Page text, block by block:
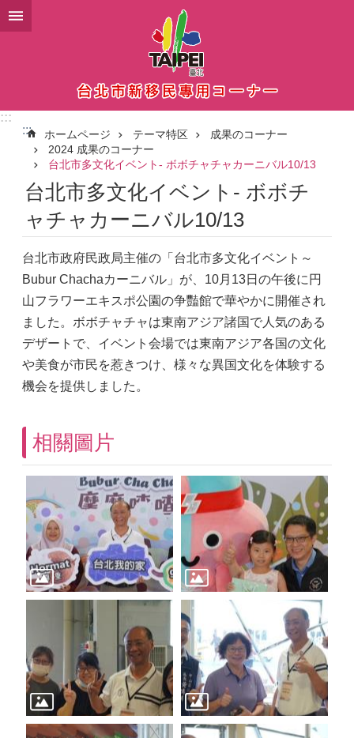
メインコンテンツブロックにスキップ
:::
:::
ホームページ テーマ特区
成果のコーナー
2024 成果のコーナー
台北市多文化イベント- ボボチャチャカーニバル10/13
台北市多文化イベント- ボボチ
ャチャカーニバル10/13
台北市政府民政局主催の「台北市多文化イベント～
Bubur Chachaカーニバル」が、10月13日の午後に円
山フラワーエキスポ公園の争豔館で華やかに開催され
ました。ボボチャチャは東南アジア諸国で人気のある
デザートで、イベント会場では東南アジア各国の文化
や美食が市民を惹きつけ、様々な異国文化を体験する
機会を提供しました。
相關圖片